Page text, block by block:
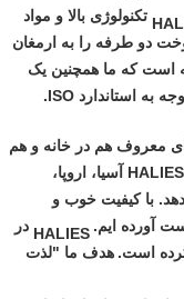
HALIES تکنولوژی بالا و مواد
دو طرفه را به ارمغان
است که ما همچنین یک
معروف هم در خانه و هم
بازار اصلی HALIES آسیا، اروپا،
با کیفیت خوب و
آورده ایم.
HALIES در
کرده است. هدف ما "لذت